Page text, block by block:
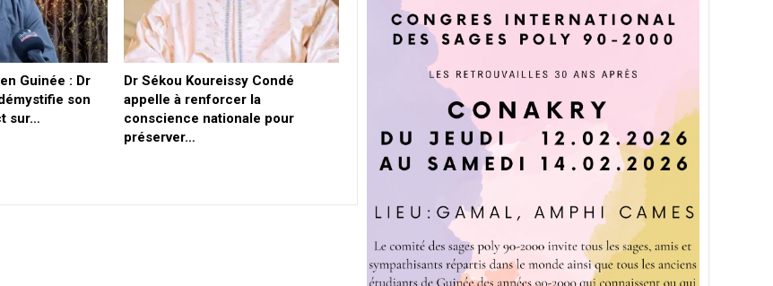
Guinée : Dr
son
sur…
Dr Sékou Koureissy Condé
appelle à renforcer la
conscience nationale pour
préserver…